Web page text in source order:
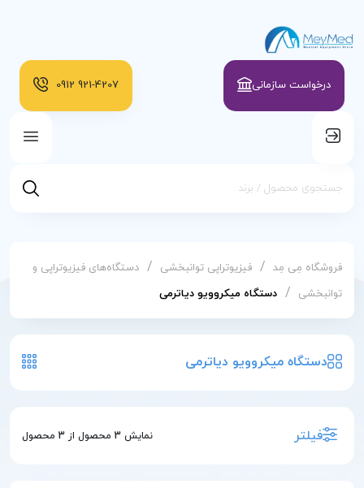
درخواست سازمانی 921-4207
0912
فروشگاه مِی مِد / فیزیوتراپی توانبخشی / دستگاه‌های فیزیوتراپی و
توانبخشی
/ دستگاه میکروویو دیاترمی
دستگاه میکروویو دیاترمی
فیلتر نمایش 3 محصول از 3 محصول